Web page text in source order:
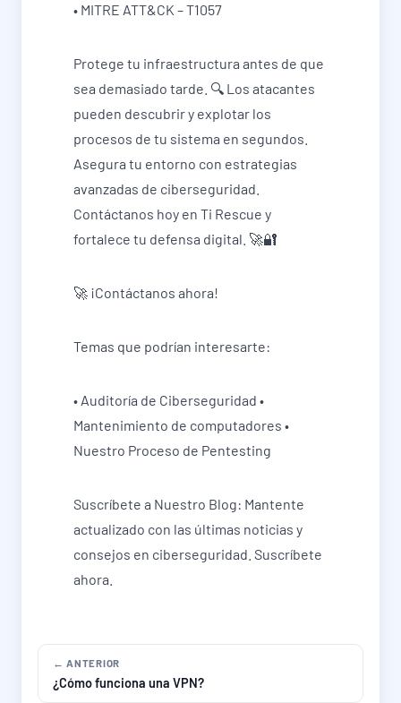
• MITRE ATT&CK – T1057
Protege tu infraestructura antes de que
sea demasiado tarde. 🔍 Los atacantes
pueden descubrir y explotar los
procesos de tu sistema en segundos.
Asegura tu entorno con estrategias
avanzadas de ciberseguridad.
Contáctanos hoy en Ti Rescue y
fortalece tu defensa digital. 🚀🔐
🚀 ¡Contáctanos ahora!
Temas que podrían interesarte:
• Auditoría de Ciberseguridad •
Mantenimiento de computadores •
Nuestro Proceso de Pentesting
Suscríbete a Nuestro Blog: Mantente
actualizado con las últimas noticias y
consejos en ciberseguridad. Suscríbete
ahora.
← ANTERIOR
¿Cómo funciona una VPN?